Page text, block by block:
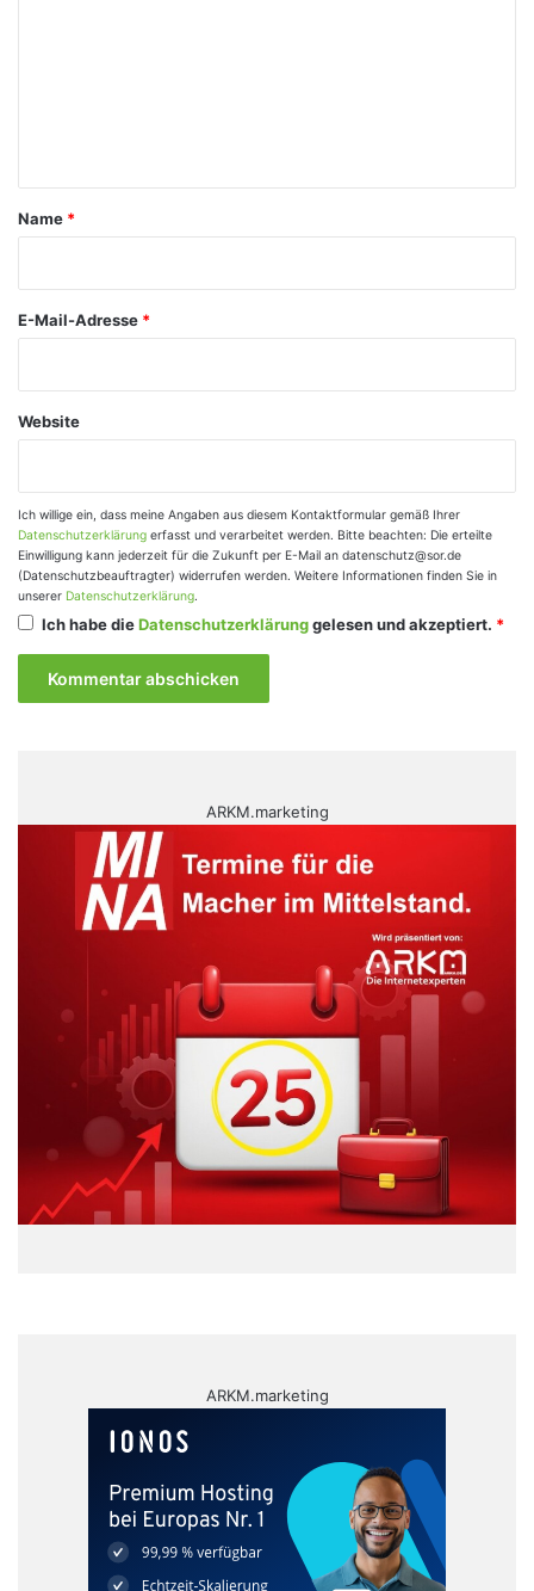
a
Name *
E-Mail-Adresse *
Website
Ich willige ein, dass meine Angaben aus diesem Kontaktformular gemäß Ihrer
Datenschutzerklärung erfasst und verarbeitet werden. Bitte beachten: Die erteilte
Einwilligung kann jederzeit für die Zukunft per E-Mail an datenschutz@sor.de
(Datenschutzbeauftragter) widerrufen werden. Weitere Informationen finden Sie in
unserer Datenschutzerklärung.
Ich habe dieDatenschutzerklärunggelesen und akzeptiert. *
ARKM.marketing
ARKM.marketing